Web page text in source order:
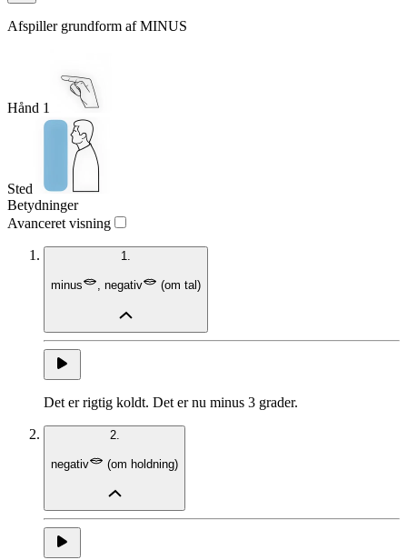
Afspiller grundform afMINUS
Hånd 1
Sted
Betydninger
Avanceret visning
1.
minus , negativ (om tal)
Det er rigtig koldt. Det er nu minus 3 grader.
2.
negativ (om holdning)